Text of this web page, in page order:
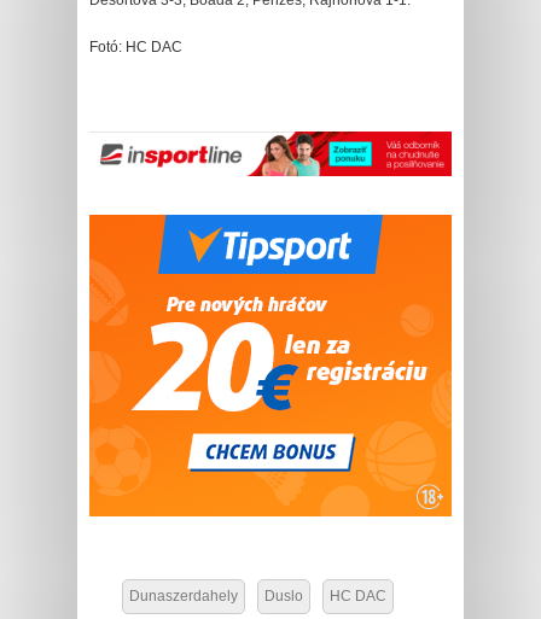
Fotó: HC DAC
Dunaszerdahely Duslo HC DAC